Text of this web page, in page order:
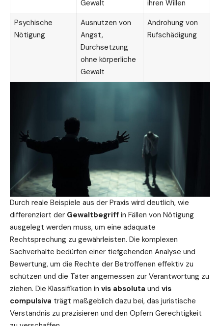
Gewalt
ihren Willen
Psychische
Nötigung
Ausnutzen von
Angst,
Durchsetzung
ohne körperliche
Gewalt
Androhung von
Rufschädigung
Durch reale Beispiele aus der Praxis wird deutlich, wie
differenziert der Gewaltbegriff in Fällen von Nötigung
ausgelegt werden muss, um eine adäquate
Rechtsprechung zu gewährleisten. Die komplexen
Sachverhalte bedürfen einer tiefgehenden Analyse und
Bewertung, um die Rechte der Betroffenen effektiv zu
schützen und die Täter angemessen zur Verantwortung zu
ziehen. Die Klassifikation in vis absoluta und vis
compulsiva trägt maßgeblich dazu bei, das juristische
Verständnis zu präzisieren und den Opfern Gerechtigkeit